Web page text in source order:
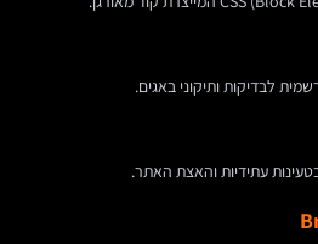
לבדיקות ותיקוני באגים.
עתידיות והאצת האתר.